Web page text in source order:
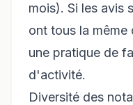
mois). Si les avis
ont tous la même
une pratique de
d'activité.
Diversité des